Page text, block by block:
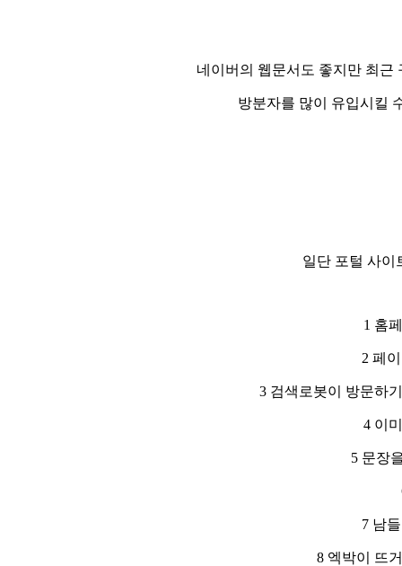
네이버의 웹문서도 좋지만 최근
방분자를 많이 유입시킬
일단 포털 사이
1 홈
2 페
3 검색로봇이 방문하
4 이
5 문장
7 남
8 엑박이 뜨